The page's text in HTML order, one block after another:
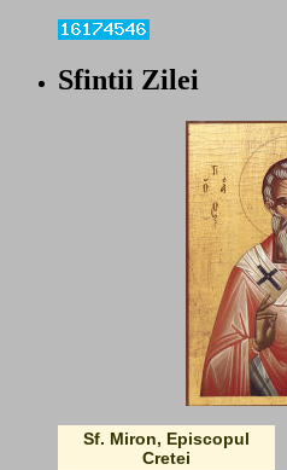
Sfintii Zilei
Sf. Miron, Episcopul
Cretei